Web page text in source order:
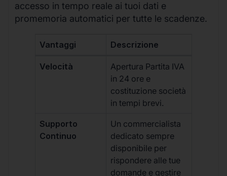
accesso in tempo reale ai tuoi dati e
promemoria automatici per tutte le scadenze.
Vantaggi Descrizione
Velocità
Apertura Partita IVA
in 24 ore e
costituzione società
in tempi brevi.
Supporto
Continuo
Un commercialista
dedicato sempre
disponibile per
rispondere alle tue
domande e gestire